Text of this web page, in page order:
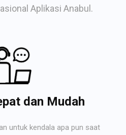
Aplikasi Anabul.
dan Mudah
untuk kendala apa pun saat